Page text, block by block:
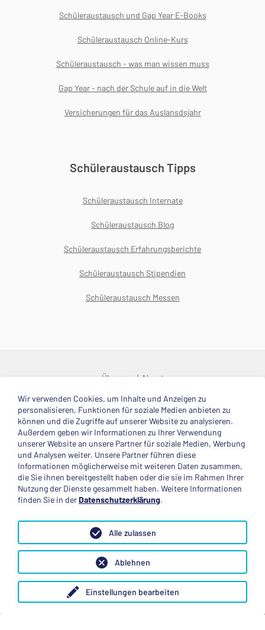
Schüleraustausch und Gap Year E-Books
Schüleraustausch Online-Kurs
Schüleraustausch - was man wissen muss
Gap Year - nach der Schule auf in die Welt
Versicherungen für das Auslansdsjahr
Schüleraustausch Tipps
Schüleraustausch Internate
Schüleraustausch Blog
Schüleraustausch Erfahrungsberichte
Schüleraustausch Stipendien
Schüleraustausch Messen
Über uns About
© 2025 Deutsche Stiftung Völkerverständigung
Impressum Datenschutzerklärung Kontakt
Mitglied im
Anerkannte Einsatzstelle
Folge uns
Wir verwenden Cookies, um Inhalte und Anzeigen zu
personalisieren, Funktionen für soziale Medien anbieten zu
können und die Zugriffe auf unserer Website zu analysieren.
Außerdem geben wir Informationen zu Ihrer Verwendung
unserer Website an unsere Partner für soziale Medien, Werbung
und Analysen weiter. Unsere Partner führen diese
Informationen möglicherweise mit weiteren Daten zusammen,
die Sie ihnen bereitgestellt haben oder die sie im Rahmen Ihrer
Nutzung der Dienste gesammelt haben. Weitere Informationen
finden Sie in derDatenschutzerklärung.
Einstellungen bearbeiten
Ablehnen
Alle zulassen